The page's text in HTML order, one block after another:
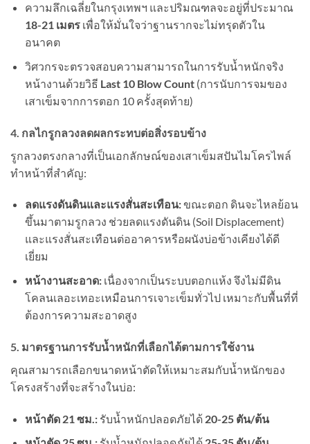
ความลึกเฉลี่ยในกรุงเทพฯ และปริมณฑลจะอยู่ที่ประมาณ
18-21 เมตรเพื่อให้มั่นใจว่าฐานรากจะไม่ทรุดตัวใน
อนาคต
วิศวกรจะตรวจสอบความสามารถในการรับน้ำหนักจริง
หน้างานด้วยวิธี Last 10 Blow Count(การนับการจมของ
เสาเข็มจากการตอก 10 ครั้งสุดท้าย)
4. กลไกรูกลวงลดผลกระทบต่อสิ่งรอบข้าง
รูกลวงตรงกลางที่เป็นเอกลักษณ์ของเสาเข็มสปันไมโครไพล์
ทำหน้าที่สำคัญ:
ลดแรงดันดินและแรงสั่นสะเทือน:ขณะตอก ดินจะไหลย้อน
ขึ้นมาตามรูกลวง ช่วยลดแรงดันดิน (Soil Displacement)
และแรงสั่นสะเทือนต่ออาคารหรือผนังบ่อข้างเคียงได้ดี
เยี่ยม
หน้างานสะอาด:เนื่องจากเป็นระบบตอกแห้ง จึงไม่มีดิน
โคลนเลอะเทอะเหมือนการเจาะเข็มทั่วไป เหมาะกับพื้นที่ที่
ต้องการความสะอาดสูง
5. มาตรฐานการรับน้ำหนักที่เลือกได้ตามการใช้งาน
คุณสามารถเลือกขนาดหน้าตัดให้เหมาะสมกับน้ำหนักของ
โครงสร้างที่จะสร้างในบ่อ:
หน้าตัด 21 ซม.:รับน้ำหนักปลอดภัยได้ 20-25 ตัน/ต้น